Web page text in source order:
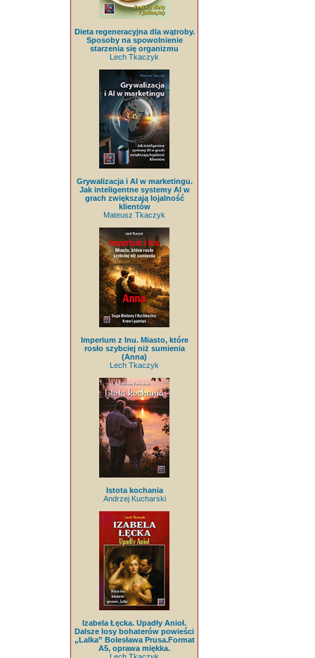
Dieta regeneracyjna dla wątroby.
Sposoby na spowolnienie
starzenia się organizmu
Lech Tkaczyk
Grywalizacja i AI w marketingu.
Jak inteligentne systemy AI w
grach zwiększają lojalność
klientów
Mateusz Tkaczyk
Imperium z lnu. Miasto, które
rosło szybciej niż sumienia
(Anna)
Lech Tkaczyk
Istota kochania
Andrzej Kucharski
Izabela Łęcka. Upadły Anioł.
Dalsze losy bohaterów powieści
„Lalka” Bolesława Prusa.Format
A5, oprawa miękka.